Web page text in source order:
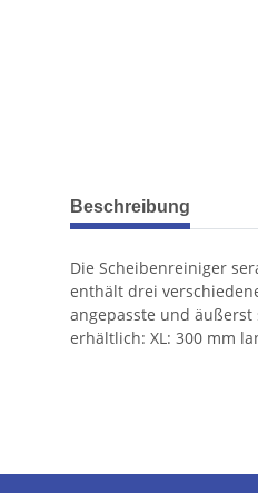
weitere Registerkarten
Beschreibung
Die Scheibenreiniger
enthält drei
angepasste und
erhältlich: XL: 300 mm